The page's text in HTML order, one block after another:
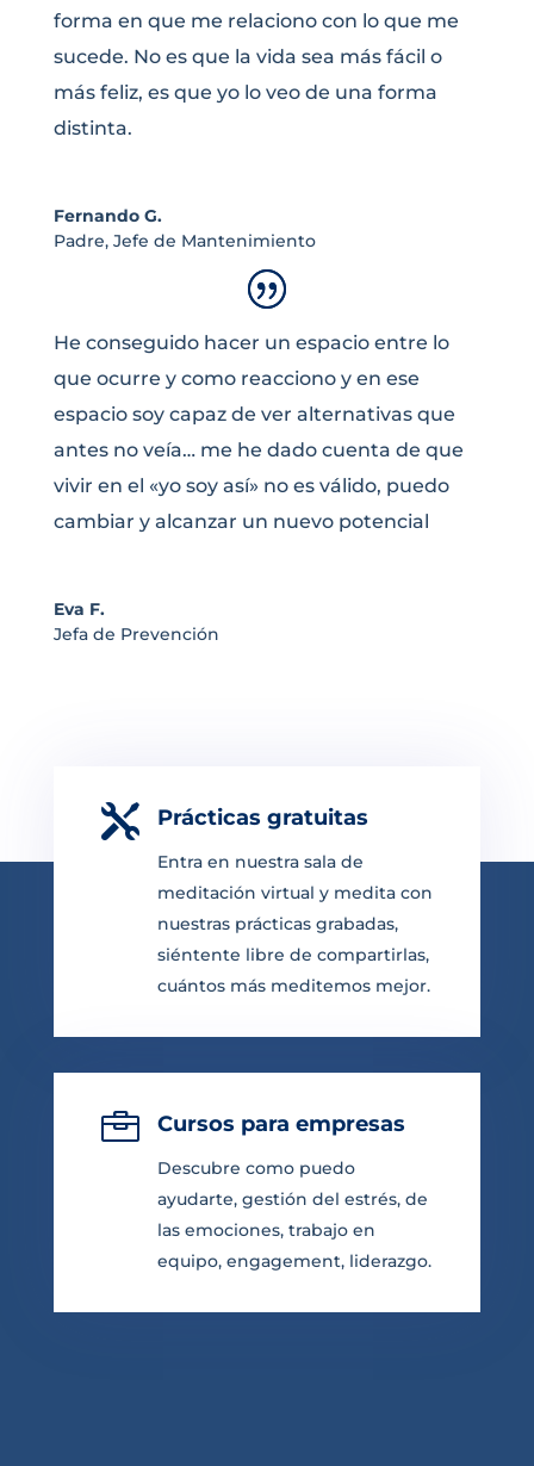
forma en que me relaciono con lo que me
sucede. No es que la vida sea más fácil o
más feliz, es que yo lo veo de una forma
distinta.
Fernando G.
Padre, Jefe de Mantenimiento
He conseguido hacer un espacio entre lo
que ocurre y como reacciono y en ese
espacio soy capaz de ver alternativas que
antes no veía… me he dado cuenta de que
vivir en el «yo soy así» no es válido, puedo
cambiar y alcanzar un nuevo potencial
Eva F.
Jefa de Prevención
 Prácticas gratuitas
Entra en nuestra sala de
meditación virtual y medita con
nuestras prácticas grabadas,
siéntente libre de compartirlas,
cuántos más meditemos mejor.
 Cursos para empresas
Descubre como puedo
ayudarte, gestión del estrés, de
las emociones, trabajo en
equipo, engagement, liderazgo.